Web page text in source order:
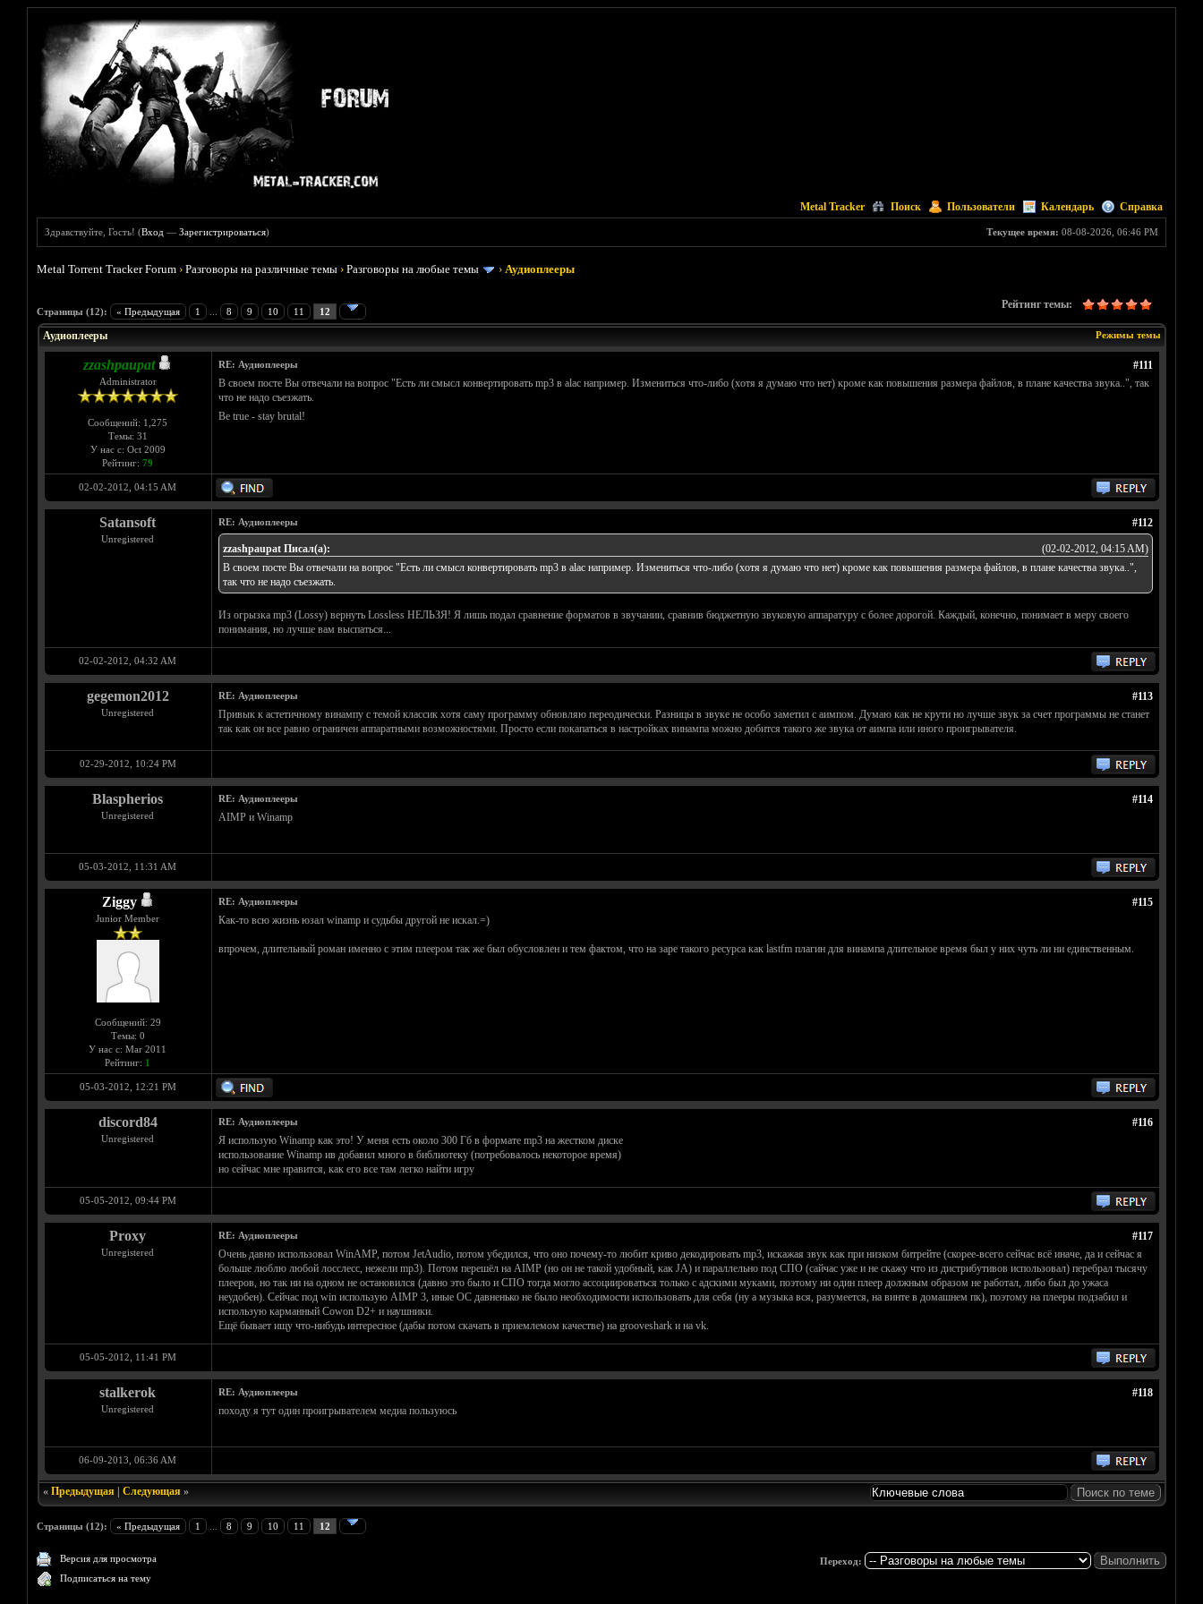
Metal Tracker Поиск Пользователи Календарь Справка
Текущее время: 08-08-2026, 06:46 PM
Здравствуйте, Гость! (Вход —Зарегистрироваться)
Metal Torrent Tracker Forum ›Разговоры на различные темы ›Разговоры на любые темы ›Аудиоплееры
Страницы (12): « Предыдущая 1 8 9 10 11 12
Рейтинг темы:
Голосов: 1 - Средняя оценка: 5
1
2
3
4
5
Режимы темы
Аудиоплееры
zzashpaupat
Administrator
Сообщений: 1,275
Темы: 31
У нас с: Oct 2009
Рейтинг: 79
#111
RE: Аудиоплееры
В своем посте Вы отвечали на вопрос "Есть ли смысл конвертировать mp3 в alac например. Измениться что-либо (хотя я думаю что нет) кроме как повышения размера файлов, в плане качества звука..", так
что не надо съезжать.
Be true - stay brutal!
02-02-2012, 04:15 AM
Satansoft
Unregistered
#112
RE: Аудиоплееры
(02-02-2012, 04:15 AM)
zzashpaupat Писал(а):
В своем посте Вы отвечали на вопрос "Есть ли смысл конвертировать mp3 в alac например. Измениться что-либо (хотя я думаю что нет) кроме как повышения размера файлов, в плане качества звука..",
так что не надо съезжать.
Из огрызка mp3 (Lossy) вернуть Lossless НЕЛЬЗЯ! Я лишь подал сравнение форматов в звучании, сравнив бюджетную звуковую аппаратуру с более дорогой. Каждый, конечно, понимает в меру своего
понимания, но лучше вам выспаться...
02-02-2012, 04:32 AM
gegemon2012
Unregistered
#113
RE: Аудиоплееры
Привык к астетичному винампу с темой классик хотя саму программу обновляю переодически. Разницы в звуке не особо заметил с аимпом. Думаю как не крути но лучше звук за счет программы не станет
так как он все равно ограничен аппаратными возможностями. Просто если покапаться в настройках винампа можно добится такого же звука от аимпа или иного проигрывателя.
02-29-2012, 10:24 PM
Blaspherios
Unregistered
#114
RE: Аудиоплееры
AIMP и Winamp
05-03-2012, 11:31 AM
Ziggy
Junior Member
Сообщений: 29
Темы: 0
У нас с: Mar 2011
Рейтинг: 1
#115
RE: Аудиоплееры
Как-то всю жизнь юзал winamp и судьбы другой не искал.=)
впрочем, длительный роман именно с этим плеером так же был обусловлен и тем фактом, что на заре такого ресурса как lastfm плагин для винампа длительное время был у них чуть ли ни единственным.
05-03-2012, 12:21 PM
discord84
Unregistered
#116
RE: Аудиоплееры
Я использую Winamp как это! У меня есть около 300 Гб в формате mp3 на жестком диске
использование Winamp ив добавил много в библиотеку (потребовалось некоторое время)
но сейчас мне нравится, как его все там легко найти игру
05-05-2012, 09:44 PM
Proxy
Unregistered
#117
RE: Аудиоплееры
Очень давно использовал WinAMP, потом JetAudio, потом убедился, что оно почему-то любит криво декодировать mp3, искажая звук как при низком битрейте (скорее-всего сейчас всё иначе, да и сейчас я
больше люблю любой лосслесс, нежели mp3). Потом перешёл на AIMP (но он не такой удобный, как JA) и параллельно под СПО (сайчас уже и не скажу что из дистрибутивов использовал) перебрал тысячу
плееров, но так ни на одном не остановился (давно это было и СПО тогда могло ассоциироваться только с адскими муками, поэтому ни один плеер должным образом не работал, либо был до ужаса
неудобен). Сейчас под win использую AIMP 3, иные ОС давненько не было необходимости использовать для себя (ну а музыка вся, разумеется, на винте в домашнем пк), поэтому на плееры подзабил и
использую карманный Cowon D2+ и наушники.
Ещё бывает ищу что-нибудь интересное (дабы потом скачать в приемлемом качестве) на grooveshark и на vk.
05-05-2012, 11:41 PM
stalkerok
Unregistered
#118
RE: Аудиоплееры
походу я тут один проигрывателем медиа пользуюсь
06-09-2013, 06:36 AM
« Предыдущая| Следующая»
Страницы (12): « Предыдущая 1 8 9 10 11 12
Версия для просмотра
Подписаться на тему
Переход: